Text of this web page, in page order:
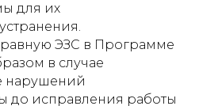
для их
ЭЗС в Программе
в случае
нарушений
до исправления работы